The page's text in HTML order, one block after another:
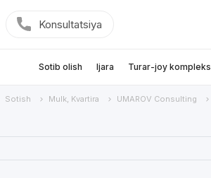
Konsultatsiya
Sotib olish Ijara Turar-joy
Sotish Mulk, Kvartira UMAROV Consulting